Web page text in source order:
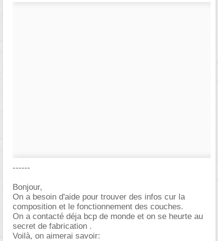
------
Bonjour,
On a besoin d'aide pour trouver des infos cur la
composition et le fonctionnement des couches.
On a contacté déja bcp de monde et on se heurte au
secret de fabrication .
Voilà, on aimerai savoir: